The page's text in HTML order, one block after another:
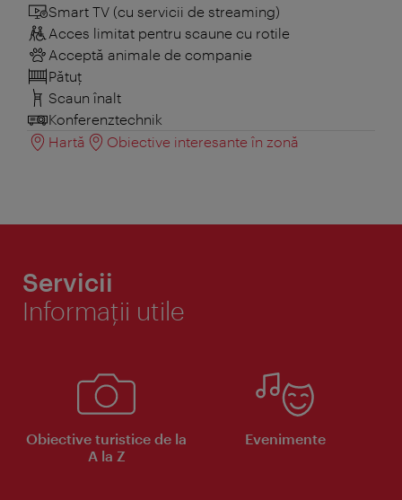
Smart TV (cu servicii de streaming)
Acces limitat pentru scaune cu rotile
Acceptă animale de companie
Pătuţ
Scaun înalt
Konferenztechnik
Hartă
Obiective interesante în zonă
Servicii
Informaţii utile
Obiective turistice de la
A la Z
Evenimente